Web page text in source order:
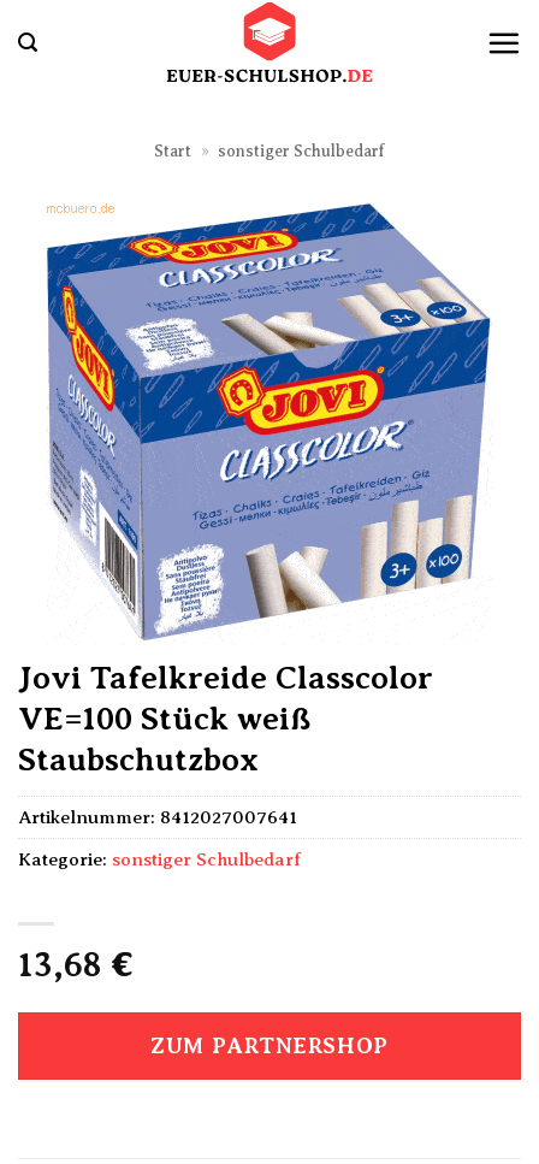
Inhalt
Start » sonstiger Schulbedarf
Jovi Tafelkreide Classcolor
VE=100 Stück weiß
Staubschutzbox
13,68 €
ZUM PARTNERSHOP
Artikelnummer: 8412027007641
Kategorie: sonstiger Schulbedarf